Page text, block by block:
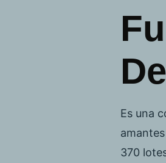
Es una
370